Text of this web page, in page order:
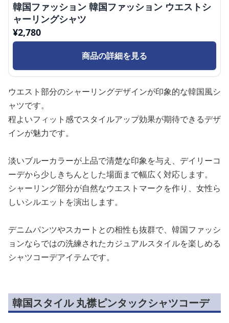
韓国ファッション 韓国ファッション ウエストシ
ャーリングシャツ
¥2,780
商品の詳細を見る
ウエスト部分のシャーリングデザインが印象的な韓国風シ
ャツです。
程よいフィット感でスタイルアップ効果が期待できるデザ
インが魅力です。
淡いブルーカラーが上品で清楚な印象を与え、デイリーコ
ーデから少しきちんとした場面まで幅広く対応します。
シャーリング部分が自然なウエストマークを作り、女性ら
しいシルエットを演出します。
デニムパンツやスカートとの相性も抜群で、韓国ファッシ
ョンならではの洗練されたカジュアルスタイルを楽しめる
シャツコーデアイテムです。
韓国スタイル 丸襟ピンタックシャツコーデ